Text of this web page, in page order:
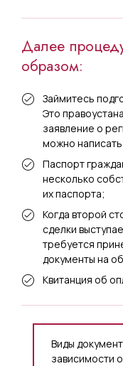
Далее
образом:
Займитесь
Это
заявление о
можно
Паспорт
несколько
их паспорта;
Когда второй
сделки
требуется
документы на
Квитанция об
Виды
зависимости